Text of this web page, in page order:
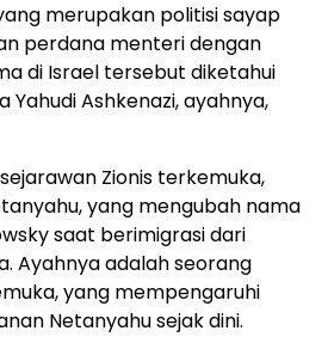
merupakan politisi sayap
perdana menteri dengan
di Israel tersebut diketahui
Yahudi Ashkenazi, ayahnya,
Zionis terkemuka,
yang mengubah nama
saat berimigrasi dari
Ayahnya adalah seorang
yang mempengaruhi
Netanyahu sejak dini.